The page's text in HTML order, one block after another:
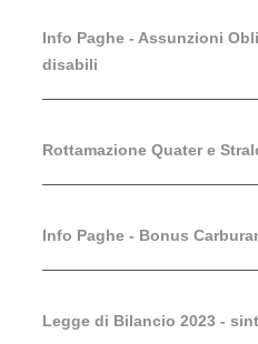
Info Paghe - Assunzioni
disabili
Rottamazione Quater e
Info Paghe - Bonus
Legge di Bilancio 2023 -